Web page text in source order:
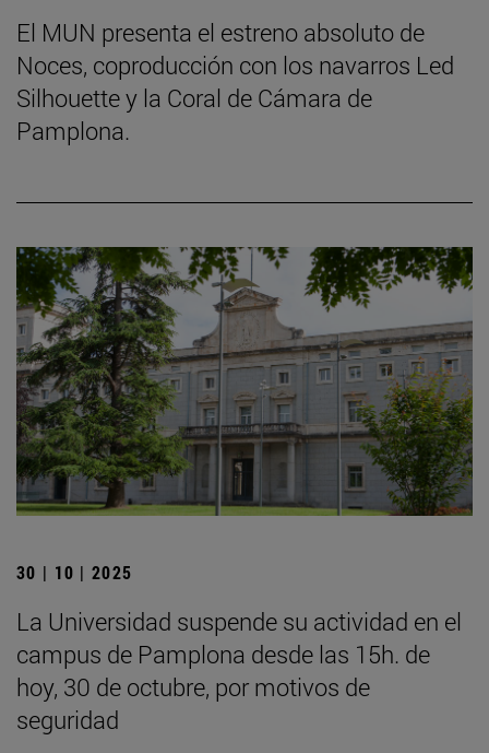
El MUN presenta el estreno absoluto de
Noces, coproducción con los navarros Led
Silhouette y la Coral de Cámara de
Pamplona.
30 | 10 | 2025
La Universidad suspende su actividad en el
campus de Pamplona desde las 15h. de
hoy, 30 de octubre, por motivos de
seguridad